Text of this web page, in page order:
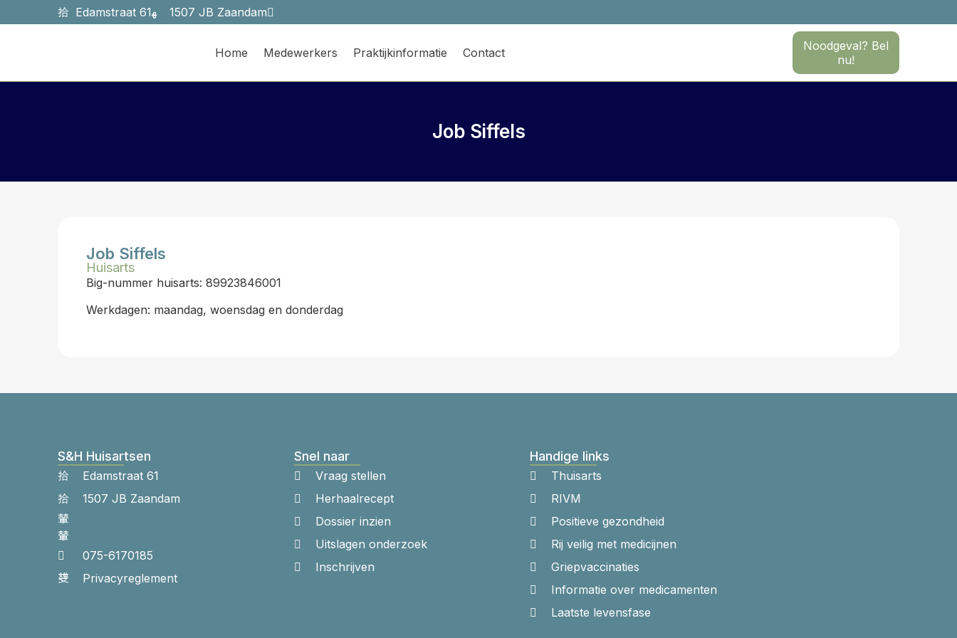
Edamstraat 61 1507 JB Zaandam
Home Medewerkers Praktijkinformatie Contact
Noodgeval? Bel
nu!
Job Siffels
Job Siffels
Huisarts
Big-nummer huisarts: 89923846001
Werkdagen: maandag, woensdag en donderdag
S&H Huisartsen
Edamstraat 61
1507 JB Zaandam
075-6170185
Privacyreglement
Snel naar
Vraag stellen
Herhaalrecept
Dossier inzien
Uitslagen onderzoek
Inschrijven
Handige links
Thuisarts
RIVM
Positieve gezondheid
Rij veilig met medicijnen
Griepvaccinaties
Informatie over medicamenten
Laatste levensfase